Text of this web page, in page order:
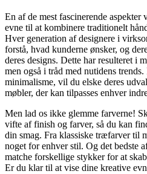
En af de mest fascinerende
evne til at kombinere traditionelt
Hver generation af designere i
forstå, hvad kunderne ønsker, og
deres designs. Dette har resulteret i
men også i tråd med nutidens
minimalisme, vil du elske deres
møbler, der kan tilpasses enhver
Men lad os ikke glemme farverne!
vifte af finish og farver, så du kan
din smag. Fra klassiske træfarver til
noget for enhver stil. Og det bedste
matche forskellige stykker for at
Er du klar til at vise dine kreative